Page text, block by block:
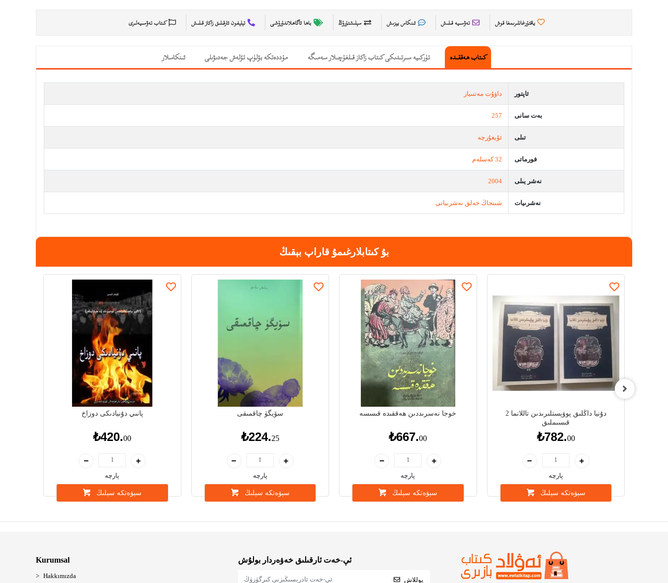
ياقتۇرغانلىرىمغا قوش تەۋسىيە قىلىش ئىنكاس يېزىش سېلىشتۇرۇڭ باھا ئاگاھلاندۇرۇشى تېلېفون ئارقىلىق زاكاز قىلىش كىتاب تەۋسىيەلىرى
كىتاب ھەققىدە تۈركىيە سىرتىدىكى كىتاب زاكاز قىلغۇچىلار سەمىگە مۇددەتكە بۆلۈپ تۆلەش جەدىۋىلى ئىنكاسلار
ئاپتور داۋۇت مەتنىياز
بەت سانى 257
تىلى ئۇيغۇرچە
فورماتى 32 كەسلەم
نەشر يىلى 2004
نەشرىيات شىنجاڭ خەلق نەشرىياتى
بۇ كىتابلارغىمۇ قاراپ بېقىڭ
پانىي دۇنيادىكى دوزاخ
₺420.00
پارچە
سېۋەتكە سېلىڭ
سۆيگۈ چاقمىقى
₺224.25
پارچە
سېۋەتكە سېلىڭ
خوجا نەسرىددىن ھەققىدە قىسسە
₺667.00
پارچە
سېۋەتكە سېلىڭ
دۇنيا داڭلىق پوۋېستلىرىدىن تاللانما 2
قىسىملىق
₺782.00
پارچە
سېۋەتكە سېلىڭ
ئې-خەت ئارقىلىق خەۋەردار بولۇش
يوللاش
Kurumsal
Hakkımızda